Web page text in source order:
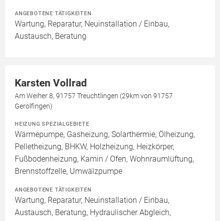
ANGEBOTENE TÄTIGKEITEN
Wartung, Reparatur, Neuinstallation / Einbau,
Austausch, Beratung
Karsten Vollrad
Am Weiher 8, 91757 Treuchtlingen (29km von 91757
Gerolfingen)
HEIZUNG SPEZIALGEBIETE
Wärmepumpe, Gasheizung, Solarthermie, Ölheizung,
Pelletheizung, BHKW, Holzheizung, Heizkörper,
Fußbodenheizung, Kamin / Ofen, Wohnraumlüftung,
Brennstoffzelle, Umwälzpumpe
ANGEBOTENE TÄTIGKEITEN
Wartung, Reparatur, Neuinstallation / Einbau,
Austausch, Beratung, Hydraulischer Abgleich,